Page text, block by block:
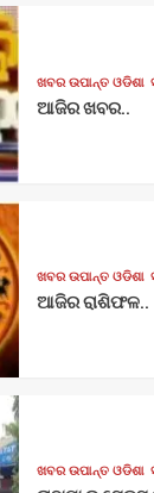
ଖବର ଉପାନ୍ତ ଓଡିଶା
ଆଜିର ଖବର..
ଖବର ଉପାନ୍ତ ଓଡିଶା
ଆଜିର ରାଶିଫଳ..
ଖବର ଉପାନ୍ତ ଓଡିଶା